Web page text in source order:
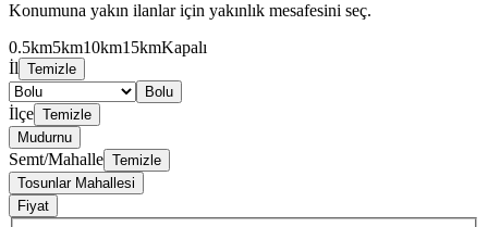
Konumuna yakın ilanlar için yakınlık mesafesini seç.
0.5km5km10km15kmKapalı
İl Temizle
Bolu
İlçe Temizle
Mudurnu
Semt/Mahalle Temizle
Tosunlar Mahallesi
Fiyat